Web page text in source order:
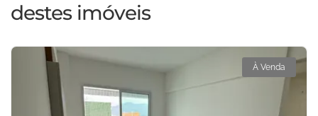
destes imóveis
À Venda